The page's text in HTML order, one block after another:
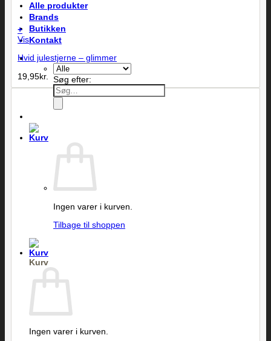
Alle produkter
Brands
Butikken
Kontakt
Søg efter:
Ingen varer i kurven.
Tilbage til shoppen
Kurv
Ingen varer i kurven.
+
Vis
Hvid julestjerne – glimmer
19,95kr.